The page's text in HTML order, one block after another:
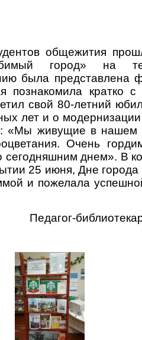
общежития
город» на
была представлена
кратко с
свой 80-летний
лет и о
«Мы живущие в нашем
Очень
днем». В
25 июня, Дне города
и пожелала
Педагог-